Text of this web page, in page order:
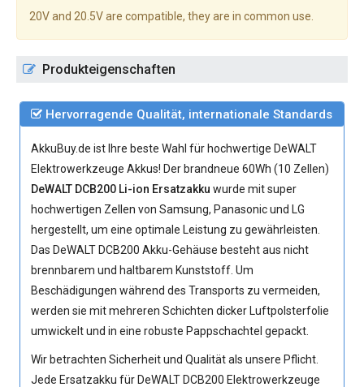
20V and 20.5V are compatible, they are in common use.
Produkteigenschaften
Hervorragende Qualität, internationale Standards
AkkuBuy.de ist Ihre beste Wahl für hochwertige DeWALT
Elektrowerkzeuge Akkus! Der brandneue 60Wh (10 Zellen)
DeWALT DCB200 Li-ion Ersatzakku wurde mit super
hochwertigen Zellen von Samsung, Panasonic und LG
hergestellt, um eine optimale Leistung zu gewährleisten.
Das DeWALT DCB200 Akku-Gehäuse besteht aus nicht
brennbarem und haltbarem Kunststoff. Um
Beschädigungen während des Transports zu vermeiden,
werden sie mit mehreren Schichten dicker Luftpolsterfolie
umwickelt und in eine robuste Pappschachtel gepackt.
Wir betrachten Sicherheit und Qualität als unsere Pflicht.
Jede Ersatzakku für DeWALT DCB200 Elektrowerkzeuge